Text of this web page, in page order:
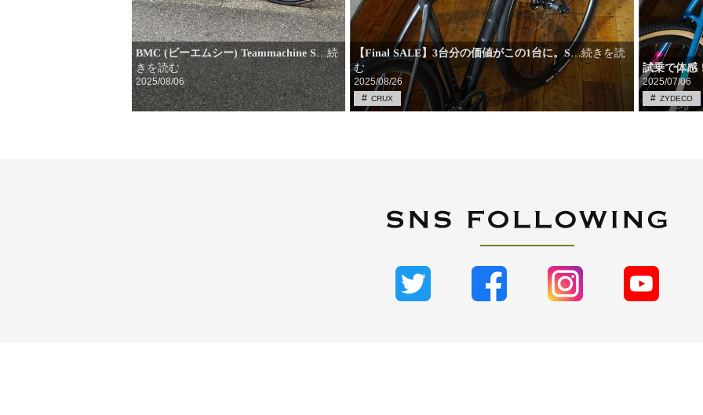
BMC (ビーエムシー) Teammachine S…続
きを読む
2025/08/06
【Final SALE】3台分の価値がこの1台に。S…続きを読
む
2025/08/26
CRUX
試乗で体感
2025/07/06
ZYDECO